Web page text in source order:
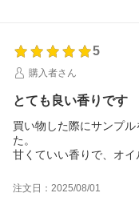
5
購入者さん
とても良い香りです
買い物した際にサンプ
た。
甘くていい香りで、オイ
もベタつかずにまとま
入っています。
がた乾かしたあと、仕
注文日：2025/08/01